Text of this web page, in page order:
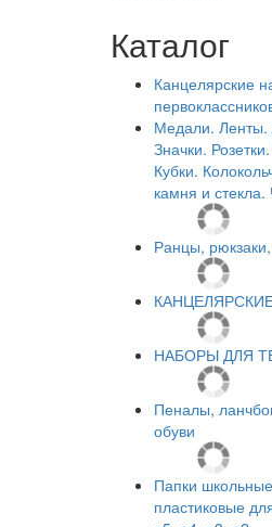
Каталог
Канцелярские
Медали.
Значки.
Кубки.
камня и
Ранцы,
НАБОРЫ ДЛЯ
Пеналы,
обуви
Папки
пластиковые